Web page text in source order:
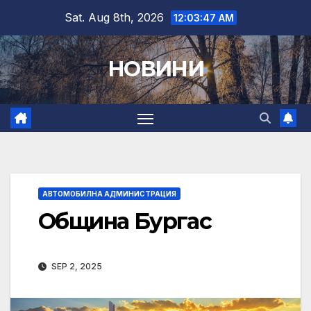
content
Sat. Aug 8th, 2026 12:03:48 AM
НОВИНИ
АВТОМОБИЛНА АДМИНИСТРАЦИЯ
Община Бургас
SEP 2, 2025